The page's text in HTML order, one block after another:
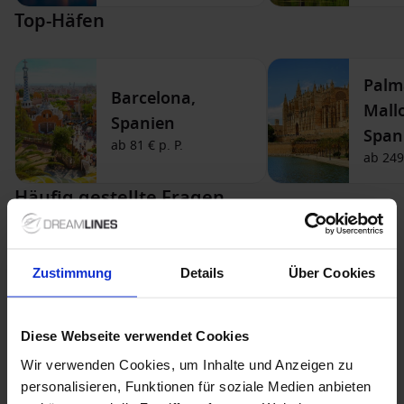
Zustimmung Details Über Cookies
Diese Webseite verwendet Cookies
Wir verwenden Cookies, um Inhalte und Anzeigen zu
personalisieren, Funktionen für soziale Medien anbieten
Top-Häfen
Barcelona,
Spanien
ab 81 € p. P.
ab
Häufig gestellte Fragen
akzeptiert?
Was ist im Preis meiner Kreuzfahrt enthalten?